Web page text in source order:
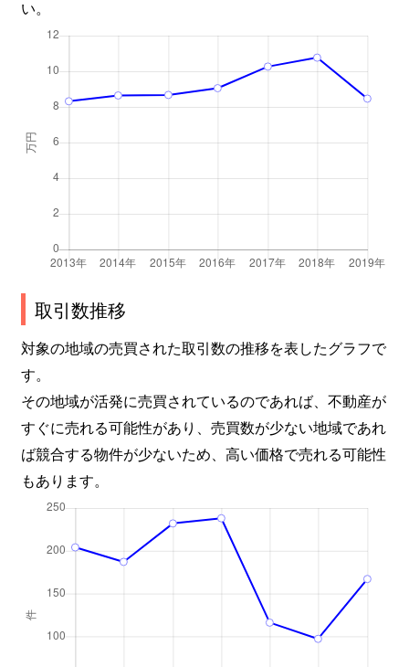
い。
取引数推移
対象の地域の売買された取引数の推移を表したグラフで
す。
その地域が活発に売買されているのであれば、不動産が
すぐに売れる可能性があり、売買数が少ない地域であれ
ば競合する物件が少ないため、高い価格で売れる可能性
もあります。